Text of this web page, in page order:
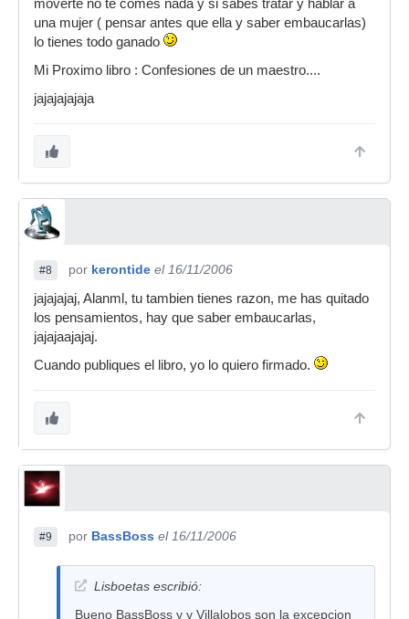
moverte no te comes nada y si sabes tratar y hablar a
una mujer ( pensar antes que ella y saber embaucarlas)
lo tienes todo ganado
Mi Proximo libro : Confesiones de un maestro....
jajajajajaja
#8 por kerontide el 16/11/2006
jajajajaj, Alanml, tu tambien tienes razon, me has quitado
los pensamientos, hay que saber embaucarlas,
jajajaajajaj.
Cuando publiques el libro, yo lo quiero firmado.
#9 por BassBoss el 16/11/2006
Lisboetas escribió:
Bueno BassBoss y y Villalobos son la excepcion